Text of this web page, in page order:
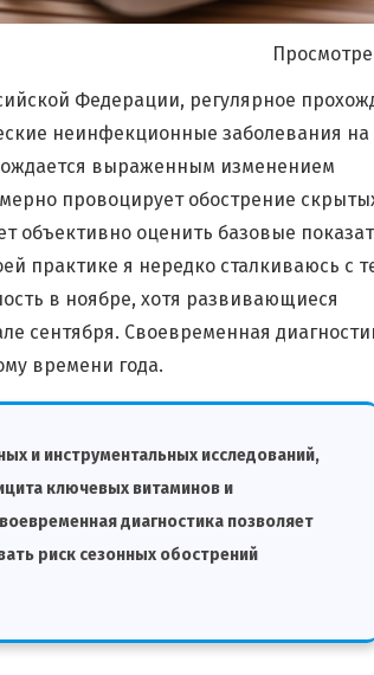
Федерации, регулярное
неинфекционные заболевания на
выраженным изменением
провоцирует обострение
объективно оценить базовые
практике я нередко сталкиваюсь с
в ноябре, хотя развивающиеся
сентября. Своевременная
времени года.
и инструментальных исследований,
ключевых витаминов и
диагностика позволяет
риск сезонных обострений